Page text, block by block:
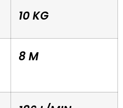
10 KG
8 M